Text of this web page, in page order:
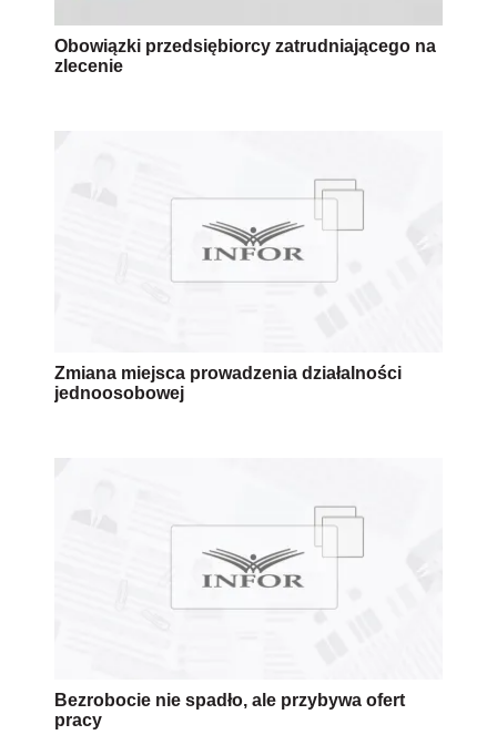
Obowiązki przedsiębiorcy zatrudniającego na
zlecenie
Zmiana miejsca prowadzenia działalności
jednoosobowej
Bezrobocie nie spadło, ale przybywa ofert
pracy